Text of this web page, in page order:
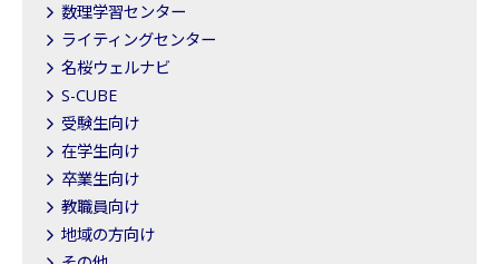
数理学習センター
ライティングセンター
名桜ウェルナビ
S-CUBE
受験生向け
在学生向け
卒業生向け
教職員向け
地域の方向け